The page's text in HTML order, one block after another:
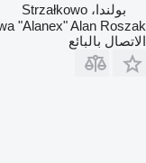
بولندا، Strzałkowo
"Alanex" Alan Roszak
الاتصال بالبائع